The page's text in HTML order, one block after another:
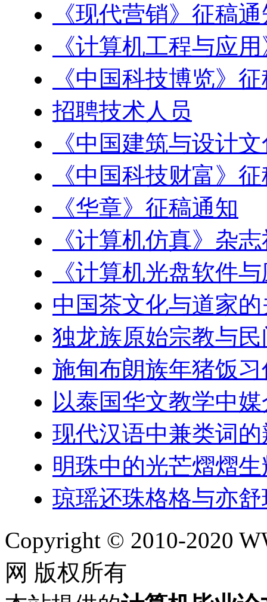
《现代营销》征稿
《计算机工程与应
《中国科技博览》
招聘技术人员
《中国建筑与设计
《中国科技财富》
《华章》征稿通知
《计算机仿真》杂
《计算机光盘软件
中国茶文化与道家
独龙族原始宗教与
施甸布朗族年猪饭
以泰国华文教学中
现代汉语中兼类词
明珠中的光芒熠熠生
琼瑶还珠格格与亦
Copyright © 2010-2020
网 版权所有